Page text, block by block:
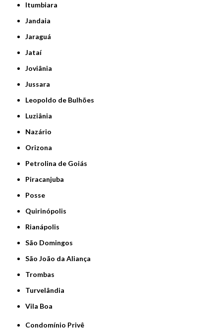
Itumbiara
Jandaia
Jaraguá
Jataí
Joviânia
Jussara
Leopoldo de Bulhões
Luziânia
Nazário
Orizona
Petrolina de Goiás
Piracanjuba
Posse
Quirinópolis
Rianápolis
São Domingos
São João da Aliança
Trombas
Turvelândia
Vila Boa
Condomínio Privê